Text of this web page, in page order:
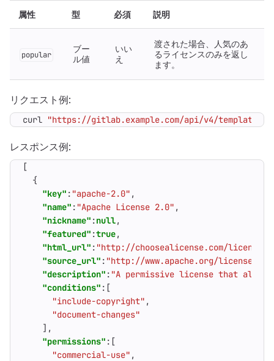
属性 型 必須 説明
popular
ブー
ル値
いい
え
渡された場合、人気のあ
るライセンスのみを返し
ます。
リクエスト例:
curl "https://gitlab.example.com/api/v4/templates/
レスポンス例:
[
{
"key" : "apache-2.0" ,
"name" : "Apache License 2.0" ,
"nickname" :null,
"featured" :true,
"html_url" : "http://choosealicense.com/licenses/
"source_url" : "http://www.apache.org/licenses/
"description" : "A permissive license that also
"conditions" :[
"include-copyright" ,
"document-changes"
],
"permissions" :[
"commercial-use" ,